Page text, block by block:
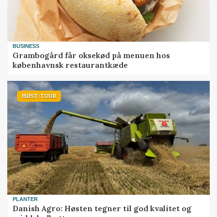
BUSINESS
Grambogård får oksekød på menuen hos
københavnsk restaurantkæde
HØST-TOUR
PLANTER
Danish Agro: Høsten tegner til god kvalitet og